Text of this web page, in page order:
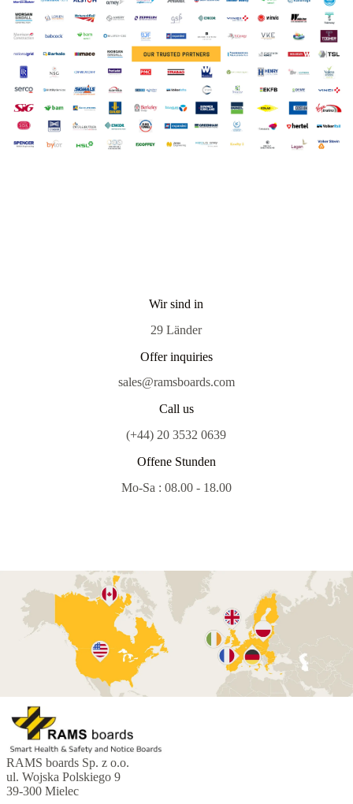
Wir sind in
29 Länder
Offer inquiries
sales@ramsboards.com
Call us
(+44) 20 3532 0639
Offene Stunden
Mo-Sa : 08.00 - 18.00
RAMS boards Sp. z o.o.
ul. Wojska Polskiego 9
39-300 Mielec